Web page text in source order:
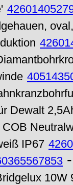
Dewalt
IP67
10W